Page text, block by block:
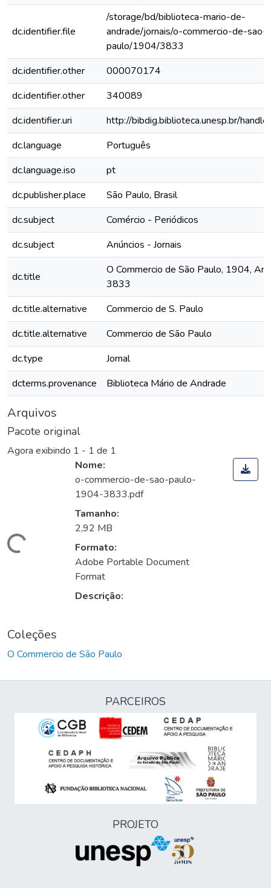
dc.identifier.file
/storage/bd/biblioteca-mario-de-
andrade/jornais/o-commercio-de-sao-
paulo/1904/3833
dc.identifier.other
000070174
dc.identifier.other
340089
dc.identifier.uri
http://bibdig.biblioteca.unesp.br/
dc.language
Português
dc.language.iso
pt
dc.publisher.place
São Paulo, Brasil
dc.subject
Comércio - Periódicos
dc.subject
Anúncios - Jornais
dc.title
O Commercio de São Paulo, 1904,
3833
dc.title.alternative
Commercio de S. Paulo
dc.title.alternative
Commercio de São Paulo
dc.type
Jornal
dcterms.provenance
Biblioteca Mário de Andrade
Arquivos
Pacote original
Agora exibindo 1 - 1 de 1
Carregando...
Nome:
o-commercio-de-sao-paulo-
1904-3833.pdf
Tamanho:
2,92 MB
Formato:
Adobe Portable Document
Format
Descrição:
Coleções
O Commercio de São Paulo
PARCEIROS
PROJETO